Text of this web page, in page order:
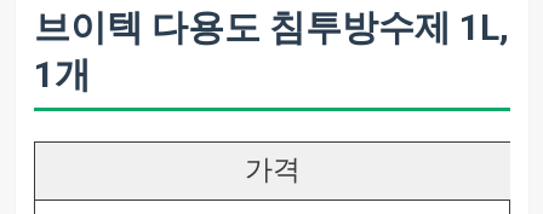
브이텍 다용도 침투방수제 1L,
1개
가격